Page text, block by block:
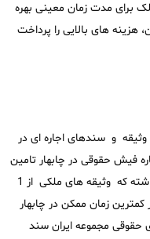
برای مدت زمان معینی بهره
هزینه های بالایی را پرداخت
و سندهای اجاره ای در
فیش حقوقی در چابهار تامین
نماید ، این مجموعه همچنین توانایی آنرا داشته که وثیقه های ملکی از 1
تومان را در کمترین زمان ممکن در چابهار
حقوقی مجموعه ایران سند